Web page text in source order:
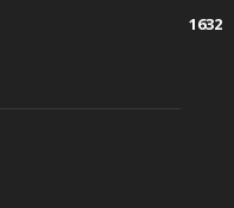
1632